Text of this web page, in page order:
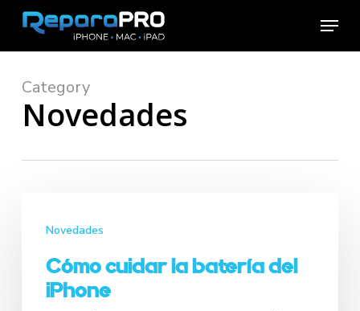
Menu
Category
Novedades
Novedades
Cómo cuidar la batería del
iPhone